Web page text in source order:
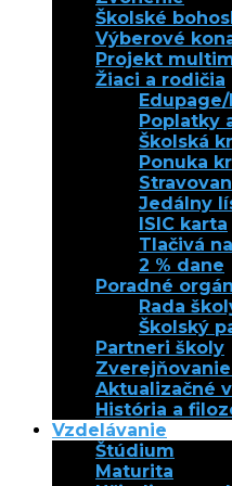
Školské
Výberové
Projekt
Žiaci a rodičia
Poplatky
Školská
Ponuka
Jedálny
ISIC karta
Tlačivá
2 % dane
Poradné
Rada
Školský
Partneri školy
Aktualizačné
História a
Vzdelávanie
Štúdium
Maturita